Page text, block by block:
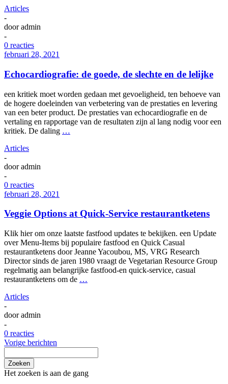
Articles
-
dooradmin
-
0 reacties
februari 28, 2021
Echocardiografie: de goede, de slechte en de lelijke
een kritiek moet worden gedaan met gevoeligheid, ten behoeve van
de hogere doeleinden van verbetering van de prestaties en levering
van een beter product. De prestaties van echocardiografie en de
vertaling en rapportage van de resultaten zijn al lang nodig voor een
kritiek. De daling …
Articles
-
dooradmin
-
0 reacties
februari 28, 2021
Veggie Options at Quick-Service restaurantketens
Klik hier om onze laatste fastfood updates te bekijken. een Update
over Menu-Items bij populaire fastfood en Quick Casual
restaurantketens door Jeanne Yacoubou, MS, VRG Research
Director sinds de jaren 1980 vraagt de Vegetarian Resource Group
regelmatig aan belangrijke fastfood-en quick-service, casual
restaurantketens om de …
Articles
-
dooradmin
-
0 reacties
Vorige berichten
Zoeken
Het zoeken is aan de gang